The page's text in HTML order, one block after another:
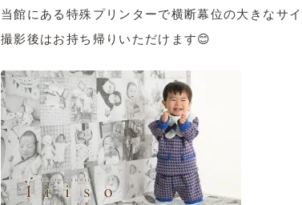
当館にある特殊プリンターで横断幕位の大きなサ
撮影後はお持ち帰りいただけます😊